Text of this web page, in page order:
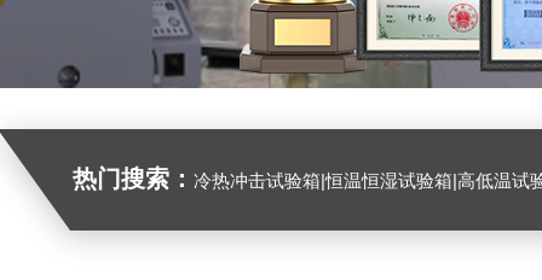
热门搜索： 冷热冲击试验箱|恒温恒湿试验箱|高低温试验箱|高低温交变试验箱|盐雾机|紫外线试验机|淋雨试验箱|臭氧试验箱|振动试